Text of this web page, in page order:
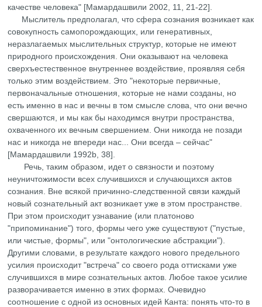
качестве человека" [Мамардашвили 2002, 11, 21-22].
Мыслитель предполагал, что сфера сознания возникает как
совокупность самопорождающих, или генеративных,
неразлагаемых мыслительных структур, которые не имеют
природного происхождения. Они оказывают на человека
сверхъестественное внутреннее воздействие, проявляя себя
только этим воздействием. Это "некоторые первичные,
первоначальные отношения, которые не нами созданы, но
есть именно в нас и вечны в том смысле слова, что они вечно
свершаются, и мы как бы находимся внутри пространства,
охваченного их вечным свершением. Они никогда не позади
нас и никогда не впереди нас... Они всегда – сейчас"
[Мамардашвили 1992b, 38].
Речь, таким образом, идет о связности и поэтому
неуничтожимости всех случившихся и случающихся актов
сознания. Вне всякой причинно-следственной связи каждый
новый сознательный акт возникает уже в этом пространстве.
При этом происходит узнавание (или платоново
"припоминание") того, формы чего уже существуют ("пустые,
или чистые, формы", или "онтологические абстракции").
Другими словами, в результате каждого нового предельного
усилия происходит "встреча" со своего рода оттисками уже
случившихся в мире сознательных актов. Любое такое усилие
разворачивается именно в этих формах. Очевидно
соотношение с одной из основных идей Канта: понять что-то в